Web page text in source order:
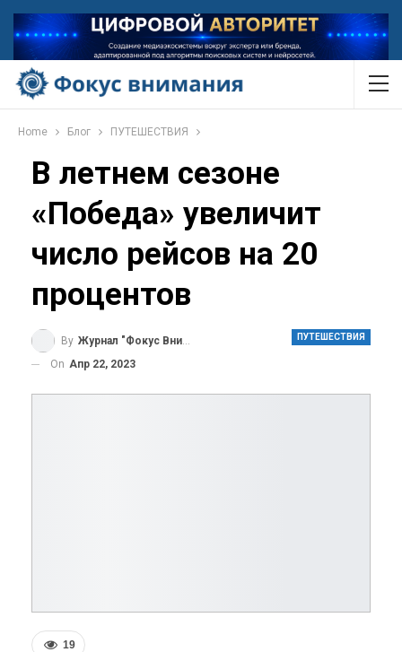
Home Блог ПУТЕШЕСТВИЯ
В летнем сезоне
«Победа» увеличит
число рейсов на 20
процентов
ПУТЕШЕСТВИЯ
By Журнал "Фокус Внимания"
On Апр 22, 2023
19